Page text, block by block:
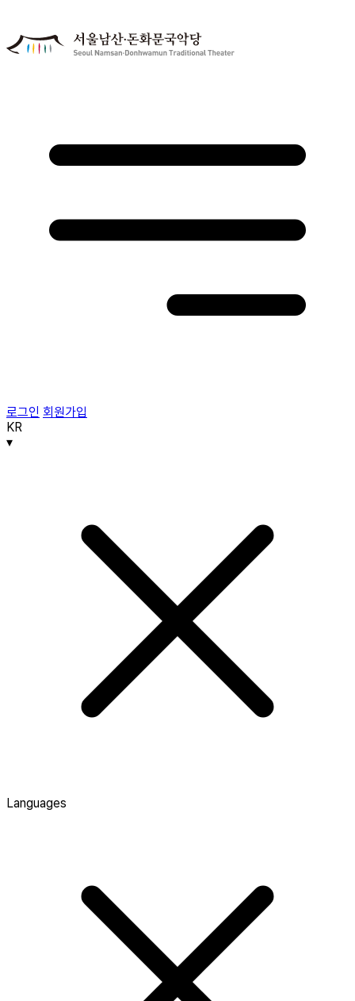
로그인 회원가입
KR
▾
Languages